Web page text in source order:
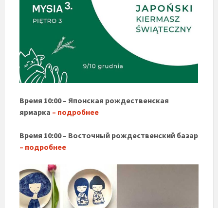
Время 10:00 – Японская рождественская
ярмарка – подробнее
Время 10:00 – Восточный рождественский базар
– подробнее